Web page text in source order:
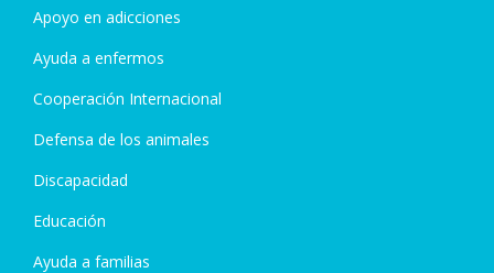
Apoyo en adicciones
Ayuda a enfermos
Cooperación Internacional
Defensa de los animales
Discapacidad
Educación
Ayuda a familias